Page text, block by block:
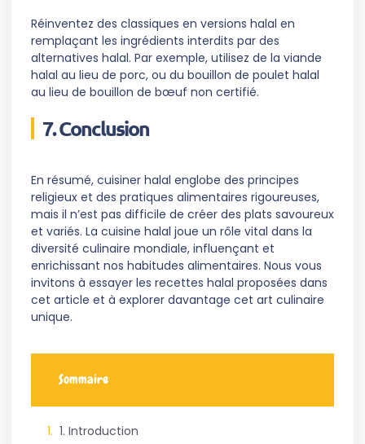
Réinventez des classiques en versions halal en
remplaçant les ingrédients interdits par des
alternatives halal. Par exemple, utilisez de la viande
halal au lieu de porc, ou du bouillon de poulet halal
au lieu de bouillon de bœuf non certifié.
7. Conclusion
En résumé, cuisiner halal englobe des principes
religieux et des pratiques alimentaires rigoureuses,
mais il n’est pas difficile de créer des plats savoureux
et variés. La cuisine halal joue un rôle vital dans la
diversité culinaire mondiale, influençant et
enrichissant nos habitudes alimentaires. Nous vous
invitons à essayer les recettes halal proposées dans
cet article et à explorer davantage cet art culinaire
unique.
Sommaire
1. Introduction